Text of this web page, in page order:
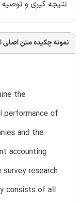
نتیجه گیری و توصیه
نمونه چکیده متن اصلی
the
performance of
and the
accounting
research
consists of all